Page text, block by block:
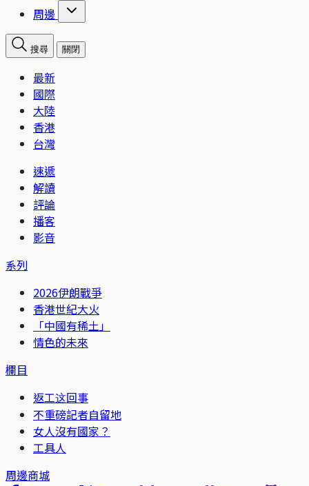
周邊
搜尋 關閉
最新
國際
大陸
香港
台灣
速遞
解讀
評論
播客
影音
系列
2026伊朗戰爭
香港世紀大火
「中國有稀土」
情色的未來
欄目
返工这回事
不重磅記者自留地
女人沒有國家？
工具人
周邊商城